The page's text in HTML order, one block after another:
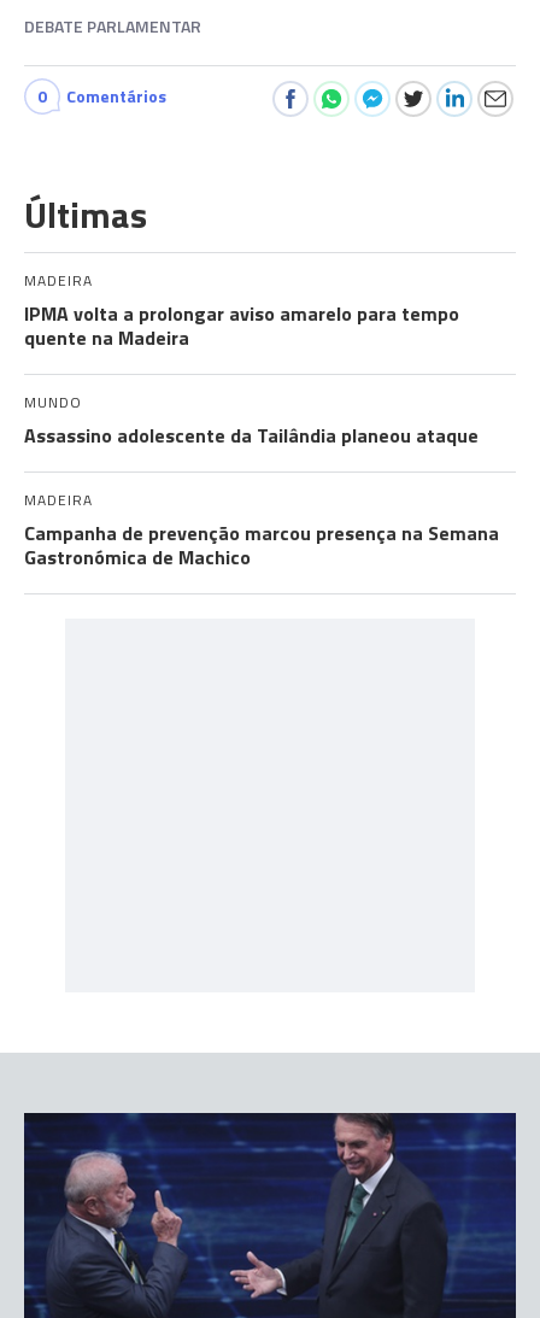
DEBATE PARLAMENTAR
0 Comentários
Últimas
MADEIRA
IPMA volta a prolongar aviso amarelo para tempo
quente na Madeira
MUNDO
Assassino adolescente da Tailândia planeou ataque
MADEIRA
Campanha de prevenção marcou presença na Semana
Gastronómica de Machico